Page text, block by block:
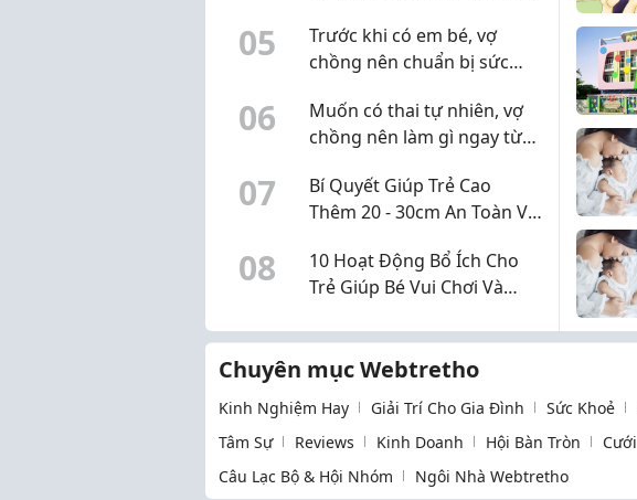
Giúp Bé Phát Triển Toàn
Diện
05
Trước khi có em bé, vợ
chồng nên chuẩn bị sức
06
Muốn có thai tự nhiên, vợ
chồng nên làm gì ngay từ
07
Bí Quyết Giúp Trẻ Cao
Thêm 20 - 30cm An Toàn Và
08
10 Hoạt Động Bổ Ích Cho
Trẻ Giúp Bé Vui Chơi Và
Chuyên mục Webtretho
Kinh Nghiệm Hay Giải Trí Cho Gia Đình Sức Khoẻ
Tâm Sự
Reviews Kinh Doanh Hội Bàn Tròn Cưới
Câu Lạc Bộ & Hội Nhóm
Ngôi Nhà Webtretho